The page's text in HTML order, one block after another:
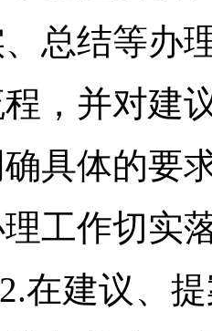
总结等办
，并对建
具体的要
理工作切实
2.在建议、